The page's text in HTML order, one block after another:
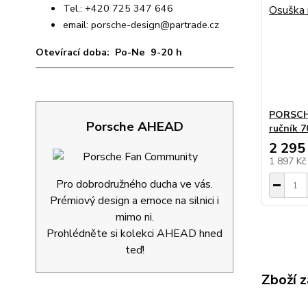
Tel.: +420 725 347 646
email: porsche-design@partrade.cz
Otevírací doba: Po-Ne 9-20 h
Porsche AHEAD
Pro dobrodružného ducha ve vás.
Prémiový design a emoce na silnici i
mimo ni.
Prohlédněte si kolekci AHEAD hned
teď!
ručník
2 295
1 897 Kč
Zboží